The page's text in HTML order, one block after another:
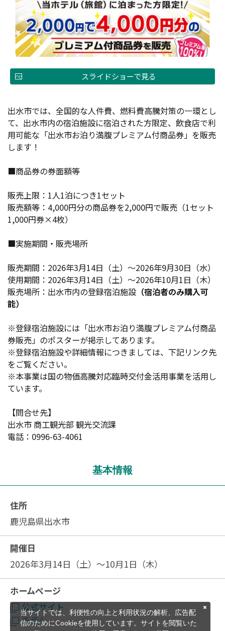
スライドショーで見る
出水市では、全国的な人件費、燃料費高騰対策の一環とし
て、出水市内の宿泊施設に宿泊された方限定、飲食店で利
用可能な「出水市お泊り満腹プレミアム付商品券」を販売
します！
■商品券の券面額等
販売上限：1人1泊につき1セット
販売額等：4,000円分の商品券を2,000円で販売（1セット
1,000円券×4枚）
■実施期間・販売場所
販売期間：2026年3月14日（土）～2026年9月30日（水）
使用期間：2026年3月14日（土）～2026年10月1日（木）
販売場所：出水市内の登録宿泊施設 （宿泊者のみ購入可
能）
※登録宿泊施設には「出水市お泊り満腹プレミアム付商品
券販売」のポスターが掲示してあります。
※登録宿泊施設や詳細情報につきましては、下記リンク先
をご覧ください。
※本事業は国の物価高騰対応臨時交付金活用事業を活用し
ています。
【問合せ先】
出水市 商工観光部 観光交流課
電話：0996-63-4061
基本情報
住所
鹿児島県出水市
開催日
2026年3月14日（土）～10月1日（木）
ホームページ
公式サイト
チラシ
当サイトでは、利便性の向上と利用状況の解析、広告配
信のためにCookieを使用しています。サイトを閲覧いた